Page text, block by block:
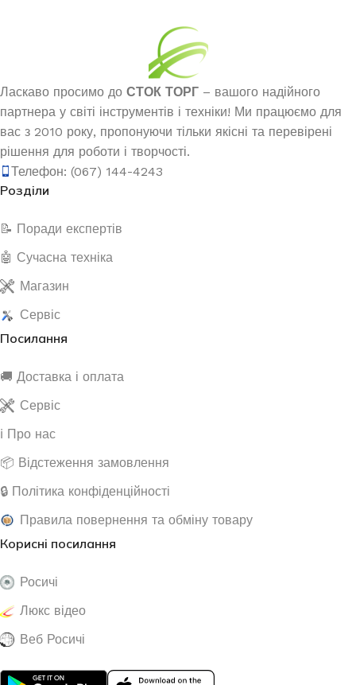
Ласкаво просимо до СТОК ТОРГ – вашого надійного
партнера у світі інструментів і техніки! Ми працюємо для
вас з 2010 року, пропонуючи тільки якісні та перевірені
рішення для роботи і творчості.
Телефон: (067) 144-4243
Розділи
📝 Поради експертів
🤖 Сучасна техніка
Магазин
Сервіс
Посилання
🚚 Доставка і оплата
Сервіс
ℹ️ Про нас
📦 Відстеження замовлення
🔒 Політика конфіденційності
Правила повернення та обміну товару
Корисні посилання
Росичі
Люкс відео
Веб Росичі